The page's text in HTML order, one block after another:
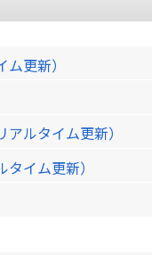
更新）
ルタイム更新）
イム更新）